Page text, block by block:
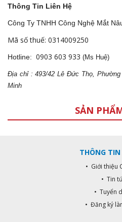
Thông Tin Liên Hệ
Công Ty TNHH Công Nghệ Mắt
Mã số thuế: 0314009250
Hotline: 0903 603 933 (Ms Huệ)
Địa chỉ : 493/42 Lê Đức Thọ,
Minh
SẢN
THÔNG TIN
• Giới thiệu
• Tin
• Tuyển
• Đăng ký